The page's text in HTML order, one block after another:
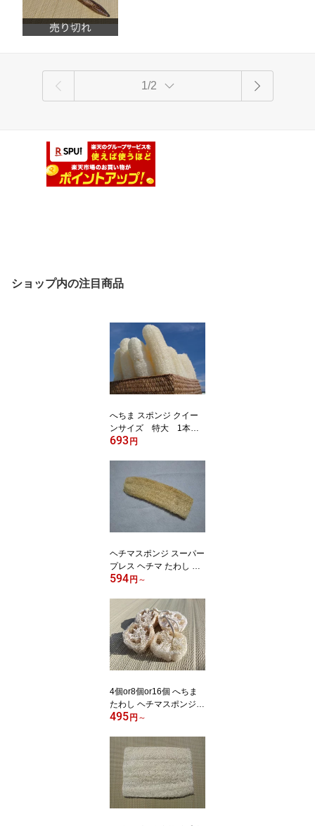
1/2
ショップ内の注目商品
へちま スポンジ クイー
ンサイズ 特大 1本
【ヘチマたわし/帯枕 へ
693円
ヘチマスポンジ スーパー
プレス ヘチマ たわし へ
ちま たわし 垢すり ボデ
ンジ キッチンスポンジ
油汚れ 食器用スポンジヘ
チマスポンジ
594円 ～
4個or8個or16個 へちま
たわし ヘチマスポンジ
輪切りタイプ キッチンス
便送料無料
495円 ～